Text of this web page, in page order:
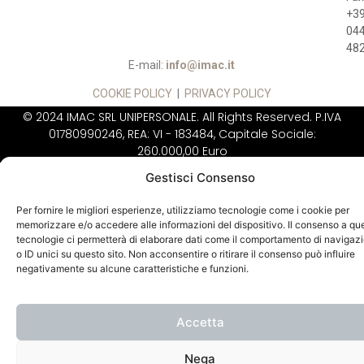
Gestisci Consenso
Per fornire le migliori esperienze, utilizziamo tecnologie come i cookie per
memorizzare e/o accedere alle informazioni del dispositivo. Il consenso a
tecnologie ci permetterà di elaborare dati come il comportamento di
o ID unici su questo sito. Non acconsentire o ritirare il consenso può influire
negativamente su alcune caratteristiche e funzioni.
Accetta
Nega
E-mail: info@imac.it
COOKIE POLICY PRIVACY POLICY
© 2024 IMAC SRL UNIPERSONALE. All Rights Reserved. P.IVA
01780990246, REA: VI - 183484, Capitale Sociale:
260.000,00 Euro
IMAC NON VENDEDIRETTAMENTE AL